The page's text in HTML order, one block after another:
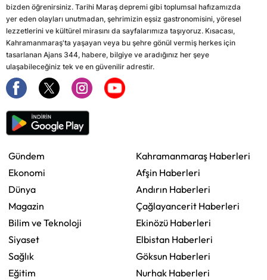
bizden öğrenirsiniz. Tarihi Maraş depremi gibi toplumsal hafızamızda
yer eden olayları unutmadan, şehrimizin eşsiz gastronomisini, yöresel
lezzetlerini ve kültürel mirasını da sayfalarımıza taşıyoruz. Kısacası,
Kahramanmaraş'ta yaşayan veya bu şehre gönül vermiş herkes için
tasarlanan Ajans 344, habere, bilgiye ve aradığınız her şeye
ulaşabileceğiniz tek ve en güvenilir adrestir.
Gündem
Ekonomi
Dünya
Magazin
Bilim ve Teknoloji
Siyaset
Sağlık
Eğitim
Kahramanmaraş Haberleri
Afşin Haberleri
Andırın Haberleri
Çağlayancerit Haberleri
Ekinözü Haberleri
Elbistan Haberleri
Göksun Haberleri
Nurhak Haberleri